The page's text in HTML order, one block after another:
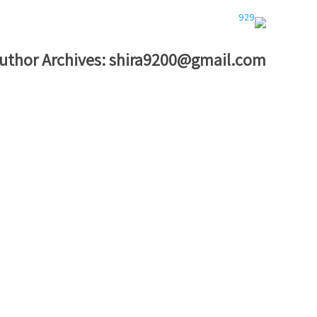
Archives:shira9200@gmail.com